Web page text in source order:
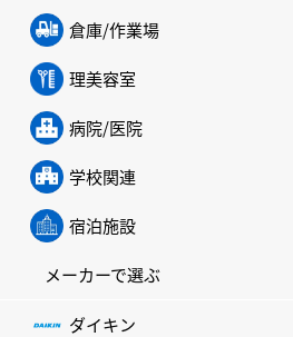
倉庫/作業場
理美容室
病院/医院
学校関連
宿泊施設
メーカーで選ぶ
ダイキン